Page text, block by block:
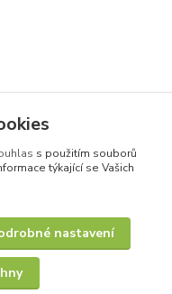
s použitím souborů
týkající se Vašich
nastavení